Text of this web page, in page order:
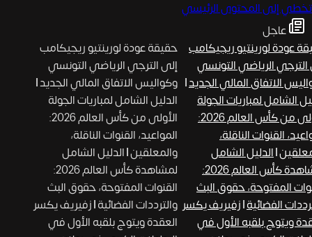
تخطي إلى المحتوى الرئيسي
عاجل
عودة لورينتيو ريجيكامب
الرياضي التونسي
الاتفاق المالي الجديد|
الشامل لمباريات الجولة
الأولى من كأس العالم 2026:
القنوات الناقلة،
|الدليل الشامل
لمشاهدة كأس العالم 2026:
المفتوحة، حقوق البث
الفضائية|زفيريف يكسر
ويتوج بلقبه الأول في
حقيقة عودة لورينتيو ريجيكامب
إلى الترجي الرياضي التونسي
وكواليس الاتفاق المالي الجديد|
الدليل الشامل لمباريات الجولة
الأولى من كأس العالم 2026:
المواعيد، القنوات الناقلة،
والمعلقين|الدليل الشامل
لمشاهدة كأس العالم 2026:
القنوات المفتوحة، حقوق البث
والترددات الفضائية|زفيريف يكسر
العقدة ويتوج بلقبه الأول في